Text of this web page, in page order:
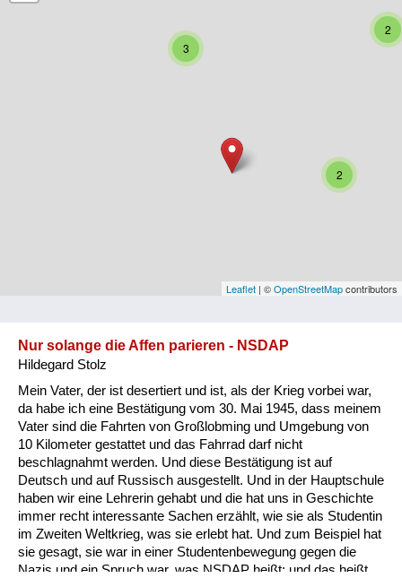
Kärnten
Oberösterreich
Vorarlberg
Besatzungsmächte
Frauen, Mütter, Kinder
Versorgung
Heimkehrer
Fluchtgeschichten
2
2
3
Leaflet | ©OpenStreetMapcontributors
Nur solange die Affen parieren - NSDAP
Hildegard Stolz
Mein Vater, der ist desertiert und ist, als der Krieg vorbei war,
da habe ich eine Bestätigung vom 30. Mai 1945, dass meinem
Vater sind die Fahrten von Großlobming und Umgebung von
10 Kilometer gestattet und das Fahrrad darf nicht
beschlagnahmt werden. Und diese Bestätigung ist auf
Deutsch und auf Russisch ausgestellt. Und in der Hauptschule
haben wir eine Lehrerin gehabt und die hat uns in Geschichte
immer recht interessante Sachen erzählt, wie sie als Studentin
im Zweiten Weltkrieg, was sie erlebt hat. Und zum Beispiel hat
sie gesagt, sie war in einer Studentenbewegung gegen die
Nazis und ein Spruch war, was NSDAP heißt: und das heißt